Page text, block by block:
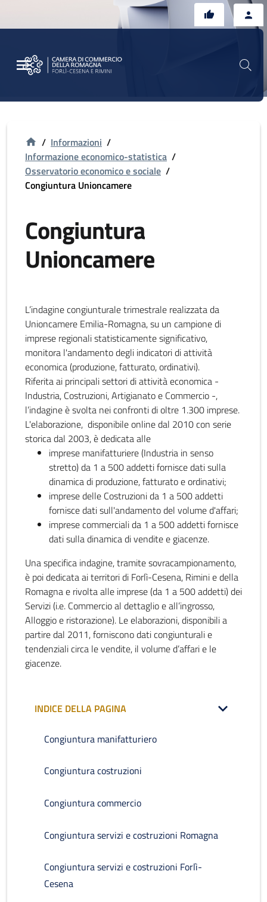
/ Informazioni /
Informazione economico-statistica /
Osservatorio economico e sociale /
Congiuntura Unioncamere
Congiuntura
Unioncamere
L’indagine congiunturale trimestrale realizzata da
Unioncamere Emilia-Romagna, su un campione di
imprese regionali statisticamente significativo,
monitora l'andamento degli indicatori di attività
economica (produzione, fatturato, ordinativi).
Riferita ai principali settori di attività economica -
Industria, Costruzioni, Artigianato e Commercio -,
l’indagine è svolta nei confronti di oltre 1.300 imprese.
L'elaborazione, disponibile online dal 2010 con serie
storica dal 2003, è dedicata alle
imprese manifatturiere (Industria in senso
stretto) da 1 a 500 addetti fornisce dati sulla
dinamica di produzione, fatturato e ordinativi;
imprese delle Costruzioni da 1 a 500 addetti
fornisce dati sull'andamento del volume d'affari;
imprese commerciali da 1 a 500 addetti fornisce
dati sulla dinamica di vendite e giacenze.
Una specifica indagine, tramite sovracampionamento,
è poi dedicata ai territori di Forlì-Cesena, Rimini e della
Romagna e rivolta alle imprese (da 1 a 500 addetti) dei
Servizi (i.e. Commercio al dettaglio e all’ingrosso,
Alloggio e ristorazione). Le elaborazioni, disponibili a
partire dal 2011, forniscono dati congiunturali e
tendenziali circa le vendite, il volume d’affari e le
giacenze.
INDICE DELLA PAGINA
Congiuntura manifatturiero
Congiuntura costruzioni
Congiuntura commercio
Congiuntura servizi e costruzioni Romagna
Congiuntura servizi e costruzioni Forlì-
Cesena